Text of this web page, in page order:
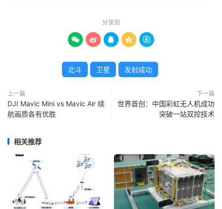
分享到
    
北斗 卫星 发射成功
上一篇
DJI Mavic Mini vs Mavic Air 续
航画质各有优胜
下一篇
世界首创：中国彩虹无人机成功
突破一站双控技术
相关推荐